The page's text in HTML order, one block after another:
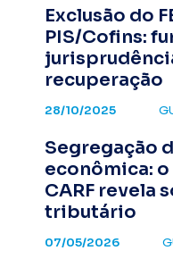
Exclusão do
PIS/Cofins:
recuperação
28/10/2025
Segregação
econômica:
CARF revela
tributário
07/05/2026